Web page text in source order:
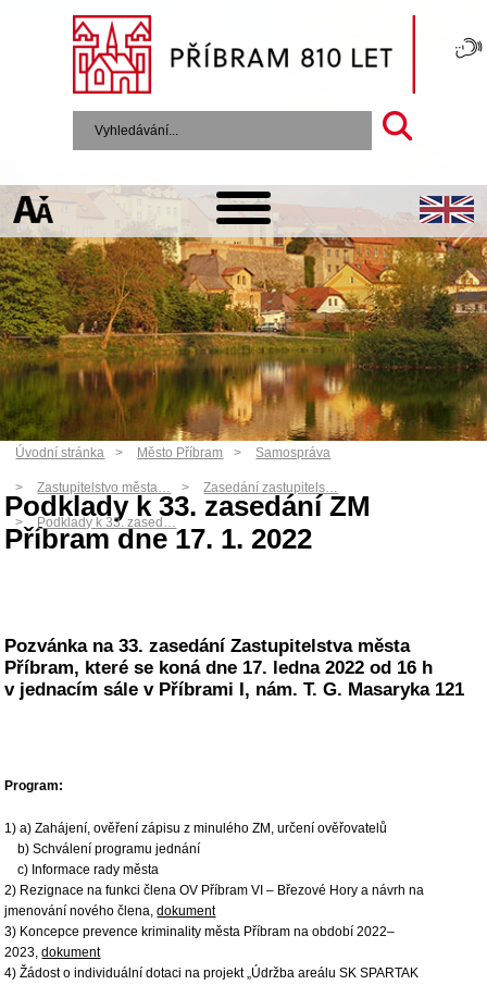
Úvodní stránka Město Příbram Samospráva
Zastupitelstvo města… Zasedání zastupitels…
Podklady k 33. zased…
Podklady k 33. zasedání ZM
Příbram dne 17. 1. 2022
Pozvánka na 33. zasedání Zastupitelstva města
Příbram, které se koná dne 17. ledna 2022 od 16 h
v jednacím sále v Příbrami I, nám. T. G. Masaryka 121
Program:
1) a) Zahájení, ověření zápisu z minulého ZM, určení ověřovatelů
b) Schválení programu jednání
c) Informace rady města
2) Rezignace na funkci člena OV Příbram VI – Březové Hory a návrh na
jmenování nového člena,dokument
3) Koncepce prevence kriminality města Příbram na období 2022–
2023,dokument
4) Žádost o individuální dotaci na projekt „Údržba areálu SK SPARTAK